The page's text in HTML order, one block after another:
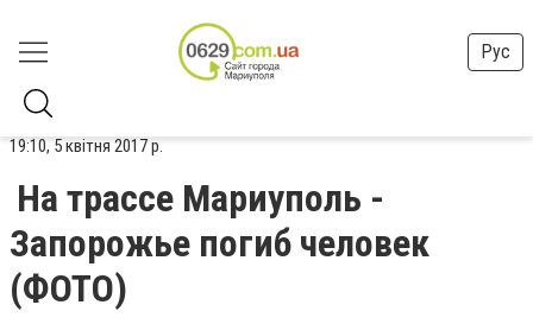
Рус
19:10, 5 квітня 2017 р.
На трассе Мариуполь -
Запорожье погиб человек
(ФОТО)